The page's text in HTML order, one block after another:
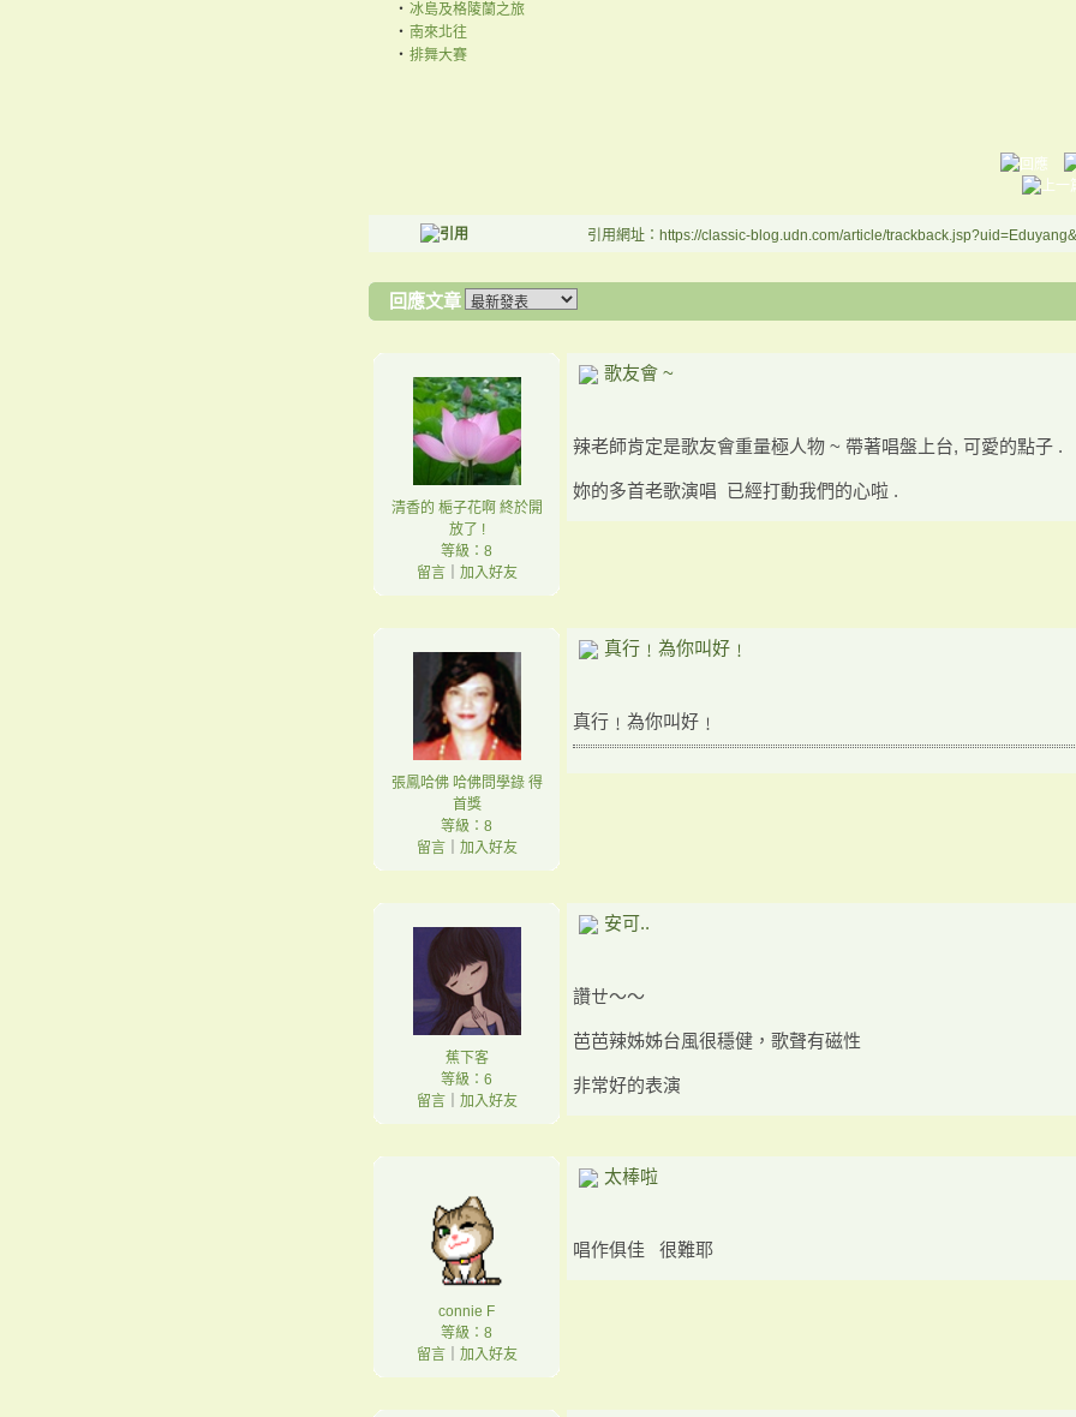
‧ 冰島及格陵蘭之旅
‧ 南來北往
‧ 排舞大賽
引用網址：https://classic-blog.udn.com/article/
回應文章
清香的 梔子花啊 終於開
放了 !
等級：8
留言｜ 加入好友
歌友會 ~
辣老師肯定是歌友會重量極人物 ~ 帶著唱盤上台, 可愛的點子 .
妳的多首老歌演唱 已經打動我們的心啦 .
張鳳哈佛 哈佛問學錄 得
首獎
等級：8
留言｜ 加入好友
真行﹗為你叫好﹗
真行﹗為你叫好﹗
蕉下客
等級：6
留言｜ 加入好友
安可..
讚ㄝ～～
芭芭辣姊姊台風很穩健，歌聲有磁性
非常好的表演
connie F
等級：8
留言｜ 加入好友
太棒啦
唱作俱佳 很難耶